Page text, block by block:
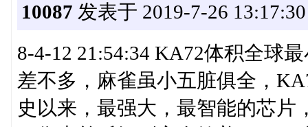
10087 发表于 2019-7-26 13:17:30
8-4-12 21:54:34 KA72体积全球
差不多，麻雀虽小五脏俱全，
史以来，最强大，最智能的芯片